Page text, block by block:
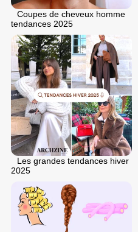
Coupes de cheveux homme
tendances 2025
Les grandes tendances hiver
2025